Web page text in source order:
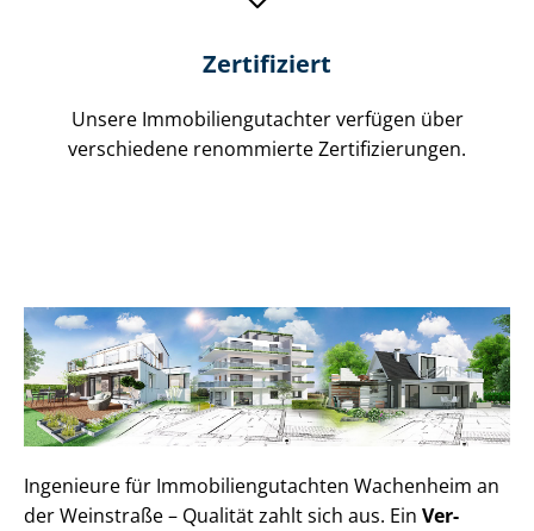
Zertifiziert
Unsere Immobilien­gutachter verfügen über
verschiedene renommierte Zer­ti­fi­zie­run­gen.
Ingenieure für Im­mo­bi­li­en­gut­ach­ten Wachenheim an
der Weinstraße – Qualität zahlt sich aus. Ein Ver­